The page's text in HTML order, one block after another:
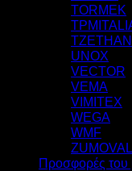
TORMEK
TZETHAN
UNOX
VECTOR
VEMA
VIMITEX
WEGA
WMF
ZUMOVAL
Προσφορές